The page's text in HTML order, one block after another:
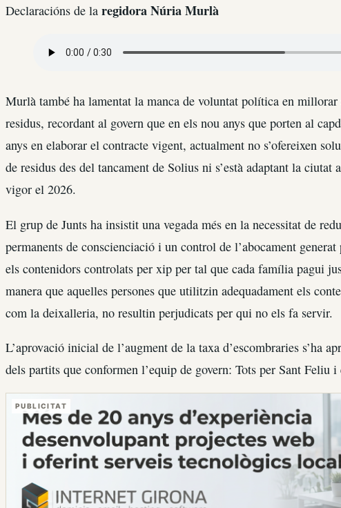
Declaracións de la regidora Núria Murlà
Murlà també ha lamentat la manca de voluntat política en
residus, recordant al govern que en els nou anys que porten al
anys en elaborar el contracte vigent, actualment no s’ofereixen
de residus des del tancament de Solius ni s’està adaptant la ciutat
vigor el 2026.
El grup de Junts ha insistit una vegada més en la necessitat de
permanents de conscienciació i un control de l’abocament
els contenidors controlats per xip per tal que cada família pagui
manera que aquelles persones que utilitzin adequadament els
com la deixalleria, no resultin perjudicats per qui no els fa servir.
L’aprovació inicial de l’augment de la taxa d’escombraries s’ha
dels partits que conformen l’equip de govern: Tots per Sant Feliu i
PUBLICITAT